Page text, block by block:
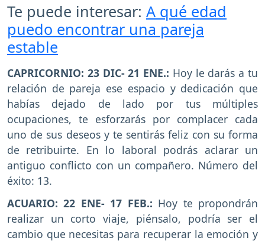
Te puede interesar: A qué edad
puedo encontrar una pareja
estable
CAPRICORNIO: 23 DIC- 21 ENE.: Hoy le darás a tu
relación de pareja ese espacio y dedicación que
habías dejado de lado por tus múltiples
ocupaciones, te esforzarás por complacer cada
uno de sus deseos y te sentirás feliz con su forma
de retribuirte. En lo laboral podrás aclarar un
antiguo conflicto con un compañero. Número del
éxito: 13.
ACUARIO: 22 ENE- 17 FEB.: Hoy te propondrán
realizar un corto viaje, piénsalo, podría ser el
cambio que necesitas para recuperar la emoción y